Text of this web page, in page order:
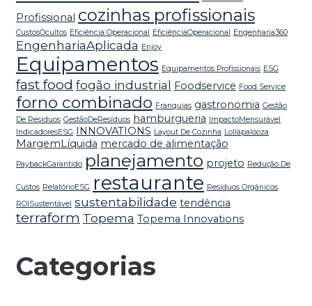
Profissional cozinhas profissionais
CustosOcultos Eficiência Operacional EficiênciaOperacional Engenharia360
EngenhariaAplicada Enjoy
Equipamentos Equipamentos Profissionais ESG
fast food fogão industrial Foodservice Food Service
forno combinado Franquias gastronomia Gestão
De Resíduos GestãoDeResíduos hamburgueria
ImpactoMensurável
IndicadoresESG
INNOVATIONS Layout De Cozinha Lollapalooza
MargemLíquida mercado de alimentação
PaybackGarantido planejamento projeto Redução De
Custos RelatórioESG restaurante Resíduos Orgânicos
ROISustentável sustentabilidade tendência
terraform Topema Topema Innovations
Categorias